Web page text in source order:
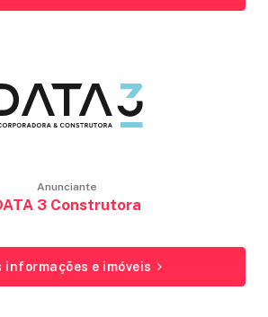
Anunciante
3 Construtora
informações e imóveis